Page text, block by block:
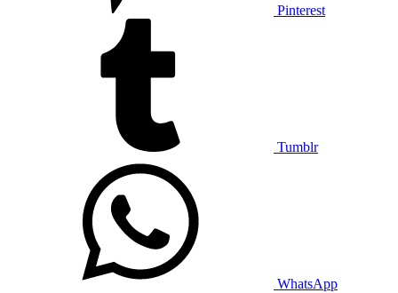
Pinterest
Tumblr
WhatsApp